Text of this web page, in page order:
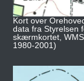
Kort over
data fra Styrelsen
skærmkortet,
1980-2001)